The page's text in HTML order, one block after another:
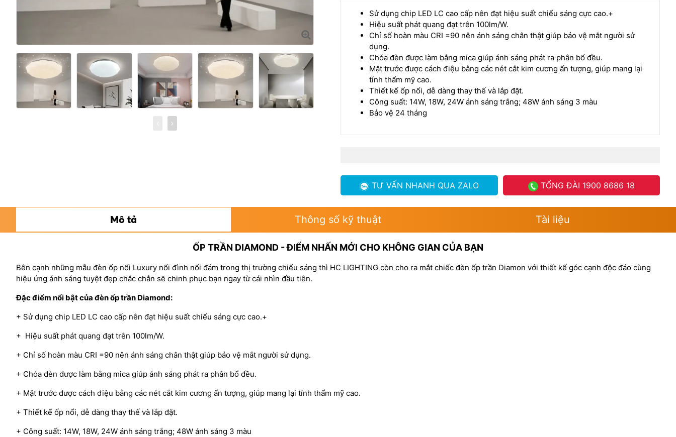
Sử dụng chip LED LC cao cấp nên đạt hiệu suất chiếu sáng cực cao.+
Hiệu suất phát quang đạt trên 100lm/W.
Chỉ số hoàn màu CRI =90 nên ánh sáng chân thật giúp bảo vệ mắt người sử
dụng.
Chóa đèn được làm bằng mica giúp ánh sáng phát ra phân bổ đều.
Mặt trước được cách điệu bằng các nét cắt kim cương ấn tượng, giúp mang lại
tính thẩm mỹ cao.
Thiết kế ốp nổi, dễ dàng thay thế và lắp đặt.
Công suất: 14W, 18W, 24W ánh sáng trắng; 48W ánh sáng 3 màu
Bảo vệ 24 tháng
TƯ VẤN NHANH QUA ZALO TỔNG ĐÀI 1900 8686 18
Mô tả Thông số kỹ thuật Tài liệu
ỐP TRẦN DIAMOND - ĐIỂM NHẤN MỚI CHO KHÔNG GIAN CỦA BẠN
Bên cạnh những mẫu đèn ốp nổi Luxury nổi đình nổi đám trong thị trường chiếu sáng thì HC LIGHTING còn cho ra mắt chiếc đèn ốp trần Diamon với thiết kế góc cạnh độc đáo cùng
hiệu ứng ánh sáng tuyệt đẹp chắc chắn sẽ chinh phục bạn ngay từ cái nhìn đầu tiên.
Đặc điểm nổi bật của đèn ốp trần Diamond:
+ Sử dụng chip LED LC cao cấp nên đạt hiệu suất chiếu sáng cực cao.+
+ Hiệu suất phát quang đạt trên 100lm/W.
+ Chỉ số hoàn màu CRI =90 nên ánh sáng chân thật giúp bảo vệ mắt người sử dụng.
+ Chóa đèn được làm bằng mica giúp ánh sáng phát ra phân bổ đều.
+ Mặt trước được cách điệu bằng các nét cắt kim cương ấn tượng, giúp mang lại tính thẩm mỹ cao.
+ Thiết kế ốp nổi, dễ dàng thay thế và lắp đặt.
+ Công suất: 14W, 18W, 24W ánh sáng trắng; 48W ánh sáng 3 màu